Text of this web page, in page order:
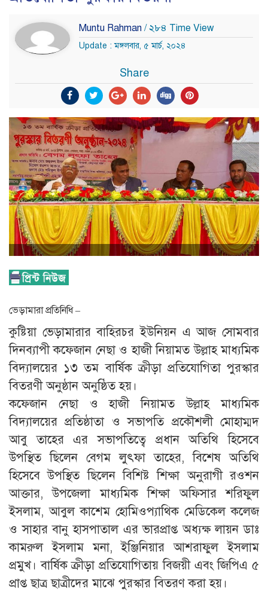
Muntu Rahman / ২৮৪ Time View
Update : মঙ্গলবার, ৫ মার্চ, ২০২৪
Share
ভেড়ামারা প্রতিনিধি –
কুষ্টিয়া ভেড়ামারার বাহিরচর ইউনিয়ন এ আজ সোমবার
দিনব্যাপী কফেজান নেছা ও হাজী নিয়ামত উল্লাহ মাধ্যমিক
বিদ্যালয়ের ১৩ তম বার্ষিক ক্রীড়া প্রতিযোগিতা পুরস্কার
বিতরণী অনুষ্ঠান অনুষ্ঠিত হয়।
কফেজান নেছা ও হাজী নিয়ামত উল্লাহ মাধ্যমিক
বিদ্যালয়ের প্রতিষ্ঠাতা ও সভাপতি প্রকৌশলী মোহাম্মদ
আবু তাহের এর সভাপতিত্বে প্রধান অতিথি হিসেবে
উপস্থিত ছিলেন বেগম লুৎফা তাহের, বিশেষ অতিথি
হিসেবে উপস্থিত ছিলেন বিশিষ্ট শিক্ষা অনুরাগী রওশন
আক্তার, উপজেলা মাধ্যমিক শিক্ষা অফিসার শরিফুল
ইসলাম, আবুল কাশেম হোমিওপ্যাথিক মেডিকেল কলেজ
ও সাহার বানু হাসপাতাল এর ভারপ্রাপ্ত অধ্যক্ষ লায়ন ডাঃ
কামরুল ইসলাম মনা, ইঞ্জিনিয়ার আশরাফুল ইসলাম
প্রমুখ। বার্ষিক ক্রীড়া প্রতিযোগিতায় বিজয়ী এবং জিপিএ ৫
প্রাপ্ত ছাত্র ছাত্রীদের মাঝে পুরস্কার বিতরণ করা হয়।